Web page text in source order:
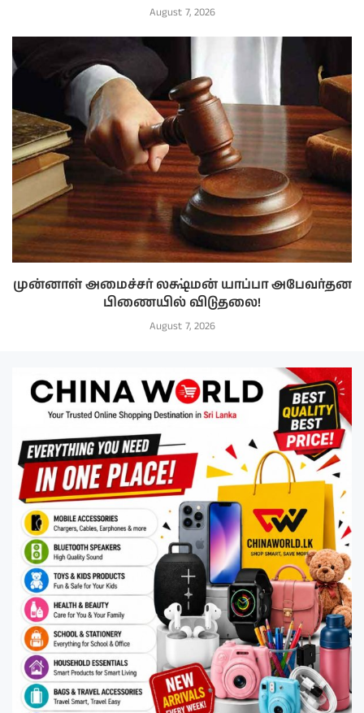
August 7, 2026
முன்னாள் அமைச்சர் லக்ஷ்மன் யாப்பா அபேவர்தன
பிணையில் விடுதலை!
August 7, 2026